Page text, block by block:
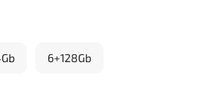
6+128Gb